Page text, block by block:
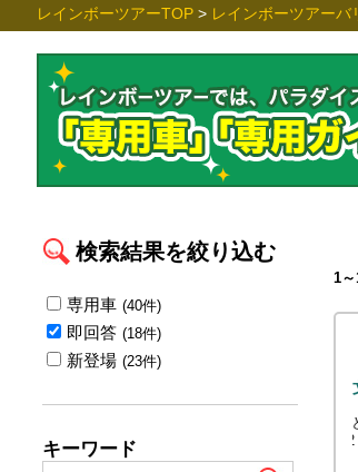
レインボーツアーTOP > レインボーツアーバ
検索結果を絞り込む
専用車 (40件)
即回答 (18件)
新登場 (23件)
キーワード
1